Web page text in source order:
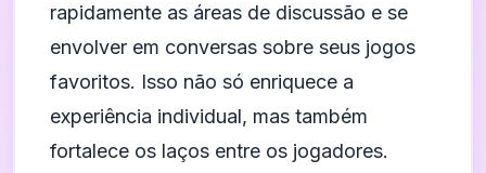
rapidamente as áreas de discussão e se
envolver em conversas sobre seus jogos
favoritos. Isso não só enriquece a
experiência individual, mas também
fortalece os laços entre os jogadores.